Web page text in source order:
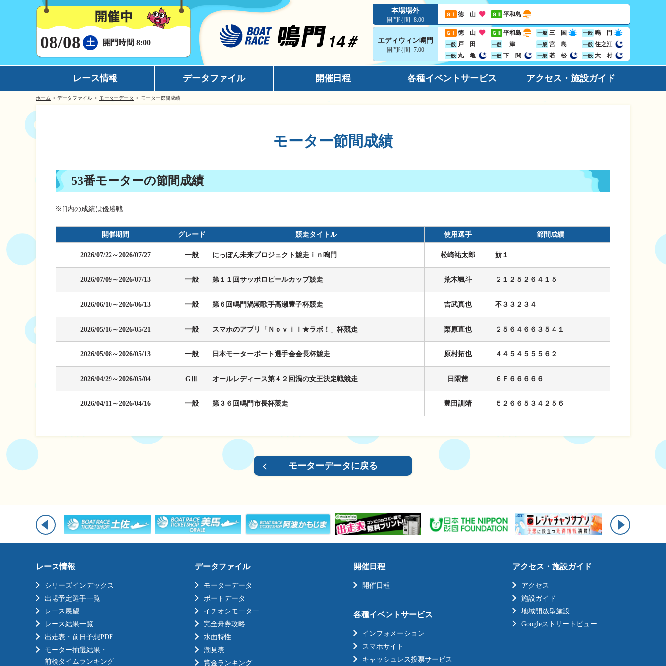
08/08 土 開門時間 8:00
本場場外
開門時間 8:00
ＧⅠ 徳 山 ＧⅢ 平和島
エディウィン鳴門
開門時間 7:00
ＧⅠ 徳 山 ＧⅢ 平和島 一般 三 国 一般 鳴 門
一般 戸 田 一般 津 一般 宮 島 一般 住之江
一般 丸 亀 一般 下 関 一般 若 松 一般 大 村
レース情報
シリーズインデックス
出走表・前日予想PDF
モーター抽選結果・前検タイムランキング
得点率ランキング
データファイル
水面特性
出目データ
徳島支部選手一覧
新人選手紹介
開催日程 各種イベントサービス アクセス・施設ガイド
ホーム データファイル モーターデータ モーター節間成績
モーター節間成績
53番モーターの節間成績
※[]内の成績は優勝戦
開催期間 グレード 競走タイトル 使用選手 節間成績
2026/07/22～2026/07/27 一般 にっぽん未来プロジェクト競走ｉｎ鳴門 松崎祐太郎 妨１
2026/07/09～2026/07/13 一般 第１１回サッポロビールカップ競走 荒木颯斗 ２１２５２６４１５
2026/06/10～2026/06/13 一般 第６回鳴門渦潮歌手高瀬豊子杯競走 吉武真也 不３３２３４
2026/05/16～2026/05/21 一般 スマホのアプリ「Ｎｏｖｉｌ★ラボ！」杯競走 栗原直也 ２５６４６６３５４１
2026/05/08～2026/05/13 一般 日本モーターボート選手会会長杯競走 原村拓也 ４４５４５５５６２
2026/04/29～2026/05/04 GⅢ オールレディース第４２回渦の女王決定戦競走 日隈茜 ６Ｆ６６６６６
2026/04/11～2026/04/16 一般 第３６回鳴門市長杯競走 豊田訓靖 ５２６６５３４２５６
モーターデータに戻る
レース情報
シリーズインデックス
出場予定選手一覧
レース展望
レース結果一覧
出走表・前日予想PDF
モーター抽選結果・
前検タイムランキング
データファイル
モーターデータ
ボートデータ
イチオシモーター
完全舟券攻略
水面特性
潮見表
賞金ランキング
開催日程
開催日程
各種イベントサービス
インフォメーション
スマホサイト
キャッシュレス投票サービス
アクセス・施設ガイド
アクセス
施設ガイド
地域開放型施設
Googleストリートビュー